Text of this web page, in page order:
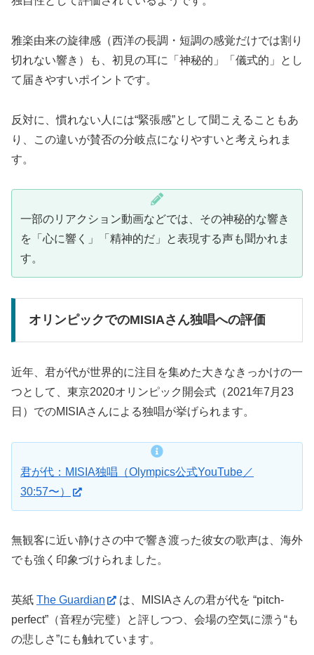
雅楽由来の旋律感（西洋の長調・短調の感覚だけでは割り
切れない響き）も、初見の耳に「神秘的」「儀式的」とし
て届きやすいポイントです。
反対に、慣れない人には“緊張感”として聞こえることもあ
り、この違いが賛否の分岐点になりやすいと考えられま
す。
一部のリアクション動画などでは、その神秘的な響き
を「心に響く」「精神的だ」と表現する声も聞かれま
す。
オリンピックでのMISIAさん独唱への評価
近年、君が代が世界的に注目を集めた大きなきっかけの一
つとして、東京2020オリンピック開会式（2021年7月23
日）でのMISIAさんによる独唱が挙げられます。
君が代：MISIA独唱（Olympics公式YouTube／
30:57〜）
無観客に近い静けさの中で響き渡った彼女の歌声は、海外
でも強く印象づけられました。
英紙 The Guardian
は、MISIAさんの君が代を “pitch-
perfect”（音程が完璧）と評しつつ、会場の空気に漂う“も
の悲しさ”にも触れています。